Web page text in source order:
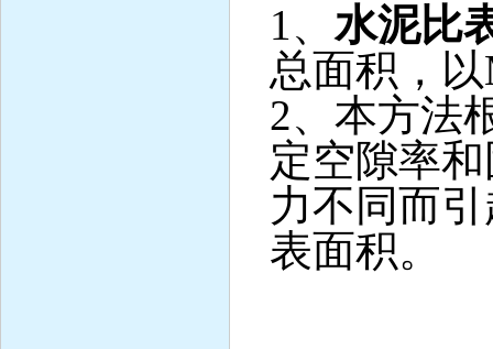
1、水泥比
总面积，以
2、本方法
定空隙率
力不同而
表面积。